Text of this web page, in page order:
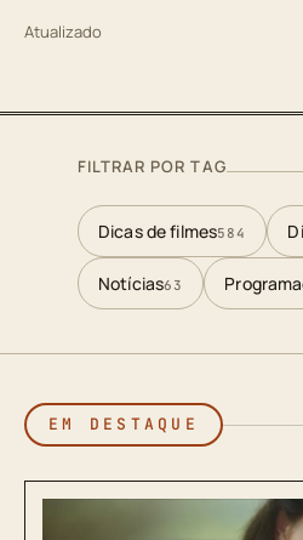
Atualizado
FILTRAR POR TAG
Dicas de filmes584
Notícias63
EM DESTAQUE